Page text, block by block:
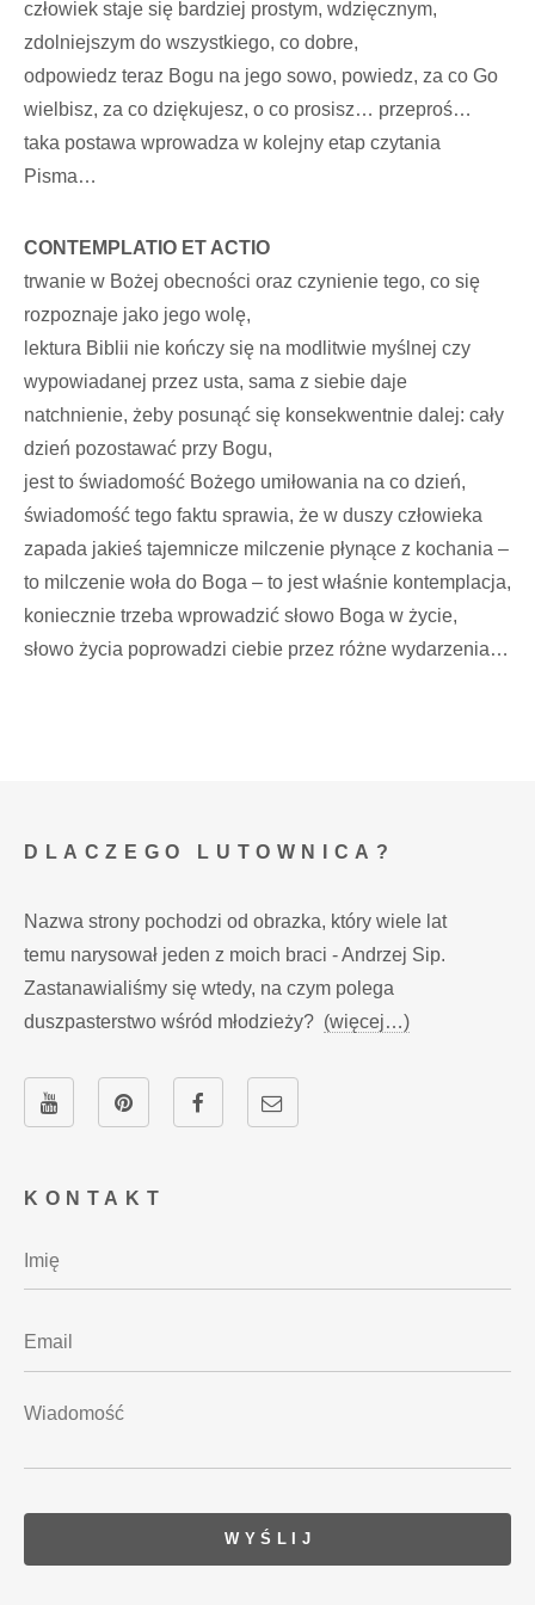
człowiek staje się bardziej prostym, wdzięcznym,
zdolniejszym do wszystkiego, co dobre,
odpowiedz teraz Bogu na jego sowo, powiedz, za co Go
wielbisz, za co dziękujesz, o co prosisz… przeproś…
taka postawa wprowadza w kolejny etap czytania
Pisma…
CONTEMPLATIO ET ACTIO
trwanie w Bożej obecności oraz czynienie tego, co się
rozpoznaje jako jego wolę,
lektura Biblii nie kończy się na modlitwie myślnej czy
wypowiadanej przez usta, sama z siebie daje
natchnienie, żeby posunąć się konsekwentnie dalej: cały
dzień pozostawać przy Bogu,
jest to świadomość Bożego umiłowania na co dzień,
świadomość tego faktu sprawia, że w duszy człowieka
zapada jakieś tajemnicze milczenie płynące z kochania –
to milczenie woła do Boga – to jest właśnie kontemplacja,
koniecznie trzeba wprowadzić słowo Boga w życie,
słowo życia poprowadzi ciebie przez różne wydarzenia…
KONTAKT
DLACZEGO LUTOWNICA?
Nazwa strony pochodzi od obrazka, który wiele lat
temu narysował jeden z moich braci - Andrzej Sip.
Zastanawialiśmy się wtedy, na czym polega
duszpasterstwo wśród młodzieży? (więcej…)